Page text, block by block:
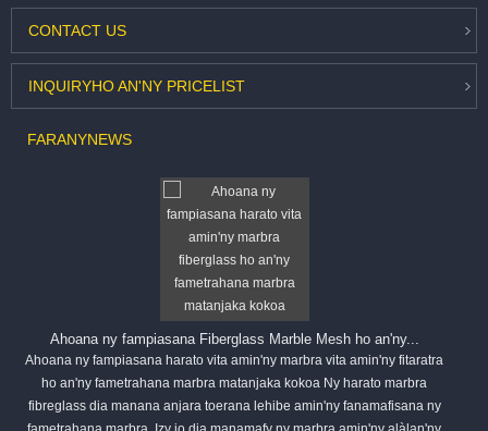
CONTACT US
INQUIRYHO AN'NY PRICELIST
FARANYNEWS
Ahoana ny fampiasana Fiberglass Marble Mesh ho an'ny...
Ahoana ny fampiasana harato vita amin'ny marbra vita amin'ny fitaratra
ho an'ny fametrahana marbra matanjaka kokoa Ny harato marbra
fibreglass dia manana anjara toerana lehibe amin'ny fanamafisana ny